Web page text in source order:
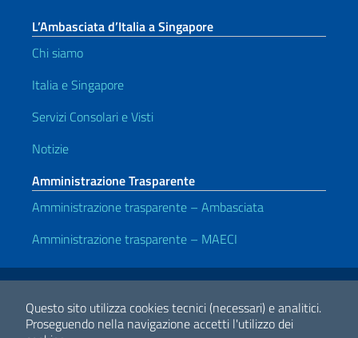
Questo sito utilizza cookies tecnici (necessari) e analitici.
Proseguendo nella navigazione accetti l'utilizzo dei
L’Ambasciata d’Italia a Singapore
Chi siamo
Italia e Singapore
Servizi Consolari e Visti
Notizie
Amministrazione Trasparente
Amministrazione trasparente – Ambasciata
Amministrazione trasparente – MAECI
Link Utili